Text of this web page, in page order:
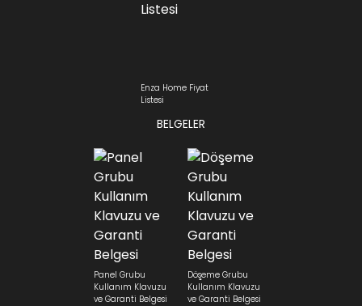
Enza Home Fiyat
Listesi
BELGELER
Panel Grubu
Kullanım Klavuzu
ve Garanti Belgesi
Döşeme Grubu
Kullanım Klavuzu
ve Garanti Belgesi